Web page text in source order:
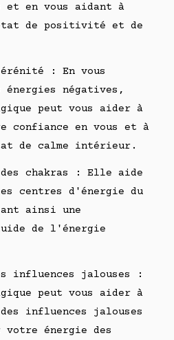
et en vous aidant à
de positivité et de
: En vous
énergies négatives,
peut vous aider à
confiance en vous et à
de calme intérieur.
des chakras : Elle aide
centres d'énergie du
ainsi une
de l'énergie
influences jalouses :
peut vous aider à
influences jalouses
énergie des